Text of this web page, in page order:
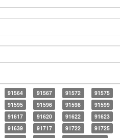
91564 91567 91572 91575
91595 91596 91598 91599
91617 91620 91622 91623
91639 91717 91722 91725